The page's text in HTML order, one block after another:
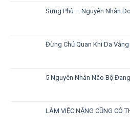
Sưng Phù – Nguyên Nhân
Đừng Chủ Quan Khi Da Vàng
5 Nguyên Nhân Não Bộ
LÀM VIỆC NẶNG CŨNG CÓ